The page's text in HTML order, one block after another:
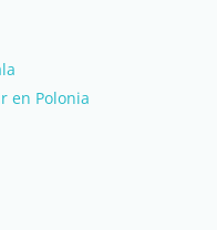
en Polonia